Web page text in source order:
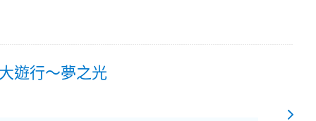
遊行～夢之光